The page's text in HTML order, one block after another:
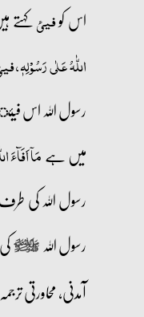
اس کوفیئکہتے
اللّٰہُ عَلٰی رَسُوۡلِہٖ،
رسول اللہ اس
میں ہےمَاۤ
رسول اللہ کی
رسول اللہ صلى‌الله‌عليه‌وآله‌وسلم
آمدنی، محاورتی